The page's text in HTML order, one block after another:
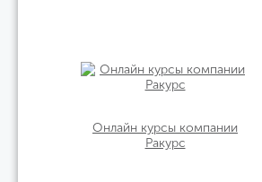
Онлайн курсы компании
Ракурс